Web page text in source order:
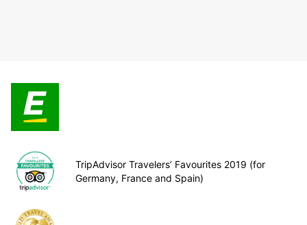
TripAdvisor Travelers’ Favourites 2019 (for
Germany, France and Spain)